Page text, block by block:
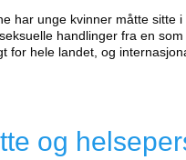
har unge kvinner måtte sitte
handlinger fra en
for hele landet, og
og